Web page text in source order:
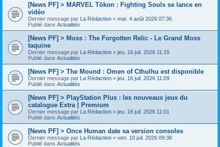
[News PF] > MARVEL Tōkon : Fighting Souls se lance en
vidéo
Dernier message par La Rédaction « mar. 4 août 2026 07:36
Publié dans Actualités
[News PF] > Moss : The Forgotten Relic - Le Grand Moss
taquine
Dernier message par La Rédaction « jeu. 16 juil. 2026 11:15
Publié dans Actualités
[News PF] > The Mound : Omen of Cthulhu est disponible
Dernier message par La Rédaction « jeu. 16 juil. 2026 11:09
Publié dans Actualités
[News PF] > PlayStation Plus : les nouveaux jeux du
catalogue Extra | Premium
Dernier message par La Rédaction « jeu. 16 juil. 2026 11:01
Publié dans Actualités
[News PF] > Once Human date sa version consoles
Dernier message par La Rédaction « ven. 10 juil. 2026 09:38
Publié dans Actualités